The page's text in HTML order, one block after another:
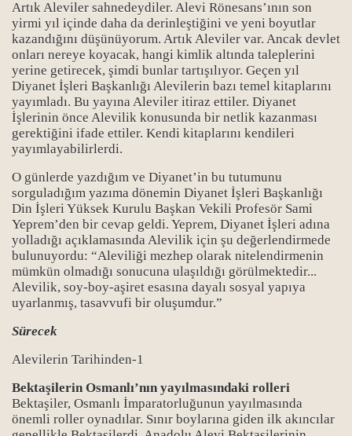
Artık Aleviler sahnedeydiler. Alevi Rönesans’ının son
yirmi yıl içinde daha da derinleştiğini ve yeni boyutlar
kazandığını düşünüyorum. Artık Aleviler var. Ancak devlet
onları nereye koyacak, hangi kimlik altında taleplerini
yerine getirecek, şimdi bunlar tartışılıyor. Geçen yıl
Diyanet İşleri Başkanlığı Alevilerin bazı temel kitaplarını
yayımladı. Bu yayına Aleviler itiraz ettiler. Diyanet
İşlerinin önce Alevilik konusunda bir netlik kazanması
gerektiğini ifade ettiler. Kendi kitaplarını kendileri
yayımlayabilirlerdi.
O günlerde yazdığım ve Diyanet’in bu tutumunu
sorguladığım yazıma dönemin Diyanet İşleri Başkanlığı
Din İşleri Yüksek Kurulu Başkan Vekili Profesör Sami
Yeprem’den bir cevap geldi. Yeprem, Diyanet İşleri adına
yolladığı açıklamasında Alevilik için şu değerlendirmede
bulunuyordu: “Aleviliği mezhep olarak nitelendirmenin
mümkün olmadığı sonucuna ulaşıldığı görülmektedir...
Alevilik, soy-boy-aşiret esasına dayalı sosyal yapıya
uyarlanmış, tasavvufi bir oluşumdur.”
Sürecek
Alevilerin Tarihinden-1
Bektaşilerin Osmanlı’nın yayılmasındaki rolleri
Bektaşiler, Osmanlı İmparatorluğunun yayılmasında
önemli roller oynadılar. Sınır boylarına giden ilk akıncılar